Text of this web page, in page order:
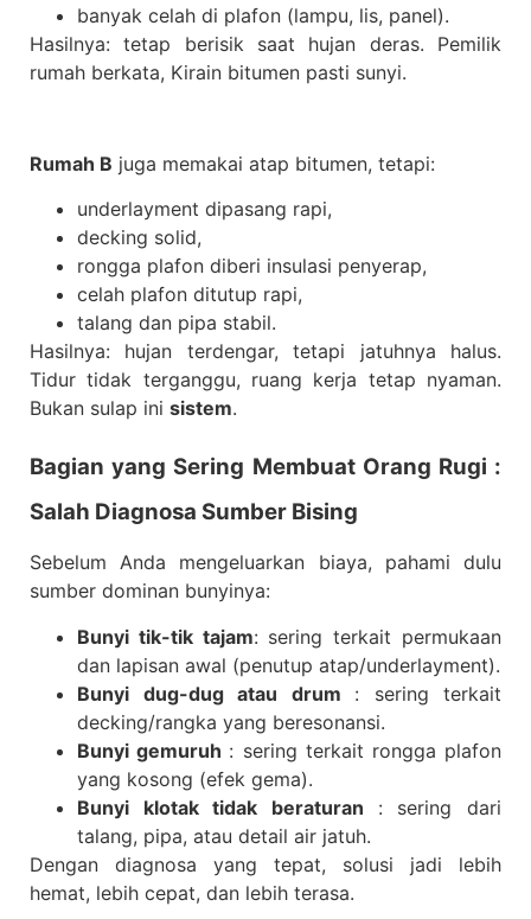
banyak celah di plafon (lampu, lis, panel).
Hasilnya: tetap berisik saat hujan deras. Pemilik
rumah berkata, Kirain bitumen pasti sunyi.
Rumah B juga memakai atap bitumen, tetapi:
underlayment dipasang rapi,
decking solid,
rongga plafon diberi insulasi penyerap,
celah plafon ditutup rapi,
talang dan pipa stabil.
Hasilnya: hujan terdengar, tetapi jatuhnya halus.
Tidur tidak terganggu, ruang kerja tetap nyaman.
Bukan sulap ini sistem.
Bagian yang Sering Membuat Orang Rugi :
Salah Diagnosa Sumber Bising
Sebelum Anda mengeluarkan biaya, pahami dulu
sumber dominan bunyinya:
Bunyi tik-tik tajam: sering terkait permukaan
dan lapisan awal (penutup atap/underlayment).
Bunyi dug-dug atau drum : sering terkait
decking/rangka yang beresonansi.
Bunyi gemuruh : sering terkait rongga plafon
yang kosong (efek gema).
Bunyi klotak tidak beraturan : sering dari
talang, pipa, atau detail air jatuh.
Dengan diagnosa yang tepat, solusi jadi lebih
hemat, lebih cepat, dan lebih terasa.